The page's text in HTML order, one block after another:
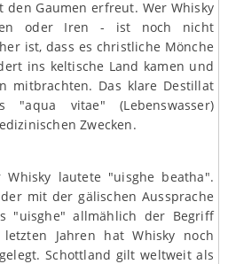
den Gaumen erfreut. Wer Whisky
oder Iren - ist noch nicht
ist, dass es christliche Mönche
ins keltische Land kamen und
mitbrachten. Das klare Destillat
vitae" (Lebenswasser)
Zwecken.
lautete "uisghe beatha".
mit der gälischen Aussprache
"uisghe" allmählich der Begriff
Jahren hat Whisky noch
Schottland gilt weltweit als